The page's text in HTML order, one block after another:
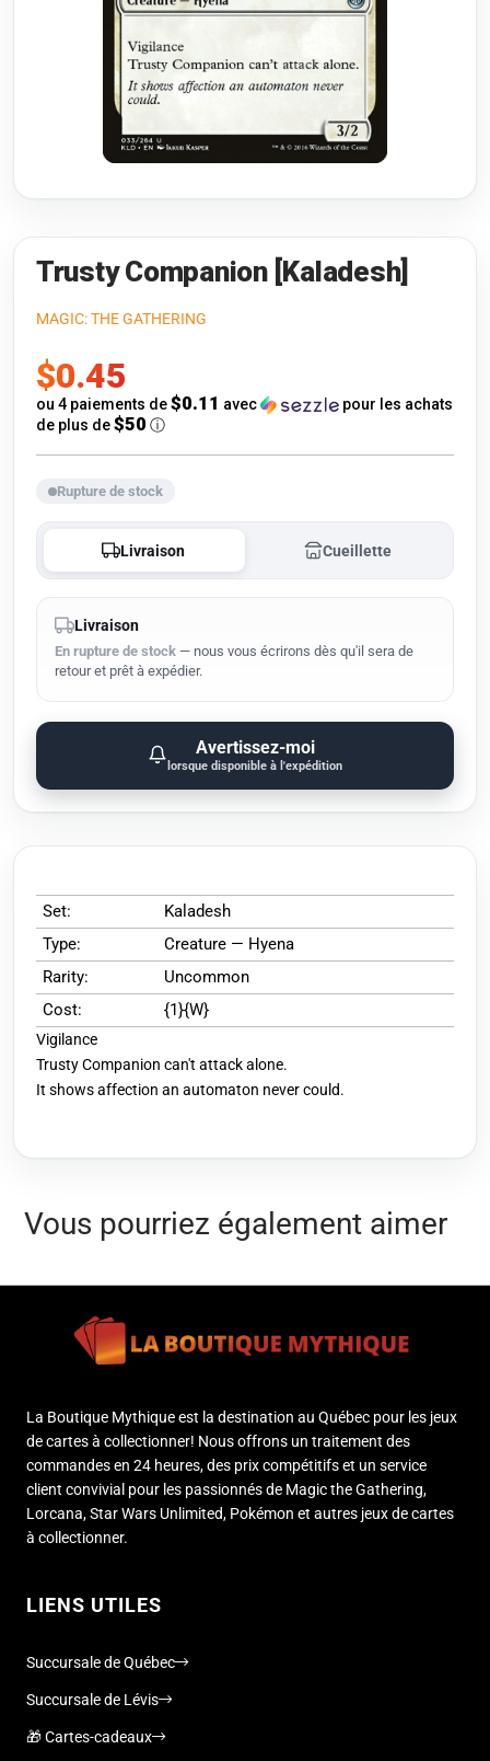
Riftbound: League of Legends
Flesh and Blood
Pokémon
One Piece
Gundam Card Game
Warlord: Saga of the Storm
Neopets Battledome
Accessoires
Trusty Companion [Kaladesh]
MAGIC: THE GATHERING
Prix
de
vente
$0.45
ou 4 paiements de$0.11 avec
pour les achats
de plus de$50 ⓘ
Rupture de stock
Livraison Cueillette
Livraison
En rupture de stock — nous vous écrirons dès qu'il sera de
retour et prêt à expédier.
Avertissez-moi
lorsque disponible à l'expédition
Set:
Kaladesh
Type:
Creature — Hyena
Rarity:
Uncommon
Cost:
{1}{W}
Vigilance
Trusty Companion can't attack alone.
It shows affection an automaton never could.
Vous pourriez également aimer
La Boutique Mythique est la destination au Québec pour les jeux
de cartes à collectionner! Nous offrons un traitement des
commandes en 24 heures, des prix compétitifs et un service
client convivial pour les passionnés de Magic the Gathering,
Lorcana, Star Wars Unlimited, Pokémon et autres jeux de cartes
à collectionner.
LIENS UTILES
Succursale de Québec
Succursale de Lévis
🎁 Cartes-cadeaux